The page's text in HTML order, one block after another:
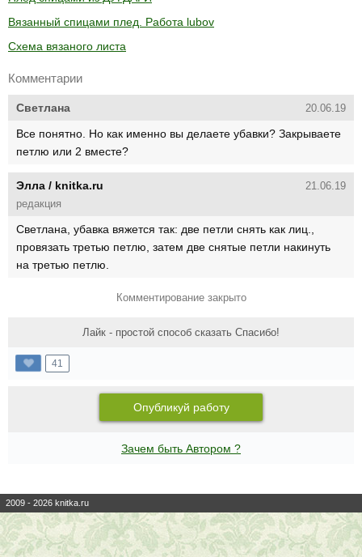
Вязанный спицами плед. Работа lubov
Схема вязаного листа
Комментарии
Светлана 20.06.19
Все понятно. Но как именно вы делаете убавки? Закрываете
петлю или 2 вместе?
Элла / knitka.ru
редакция
21.06.19
Светлана, убавка вяжется так: две петли снять как лиц.,
провязать третью петлю, затем две снятые петли накинуть
на третью петлю.
Комментирование закрыто
Лайк - простой способ сказать Спасибо!
41
Опубликуй работу
Зачем быть Автором ?
2009 - 2026 knitka.ru